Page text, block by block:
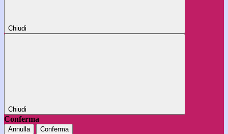
Chiudi
Chiudi
Conferma
Annulla Conferma